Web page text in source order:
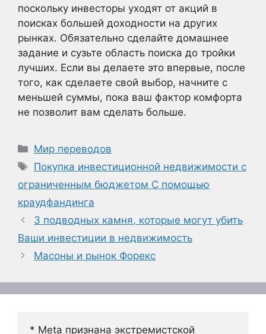
поскольку инвесторы уходят от акций в
поисках большей доходности на других
рынках. Обязательно сделайте домашнее
задание и сузьте область поиска до тройки
лучших. Если вы делаете это впервые, после
того, как сделаете свой выбор, начните с
меньшей суммы, пока ваш фактор комфорта
не позволит вам сделать больше.
Рубрики
Мир переводов
Метки
Покупка инвестиционной недвижимости с
ограниченным бюджетом С помощью
краудфандинга
3 подводных камня, которые могут убить
Ваши инвестиции в недвижимость
Масоны и рынок Форекс
* Meta признана экстремистской